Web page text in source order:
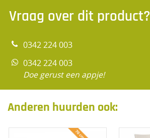
Vraag over dit product?
0342 224 003
0342 224 003
Doe gerust een appje!
Anderen huurden ook: